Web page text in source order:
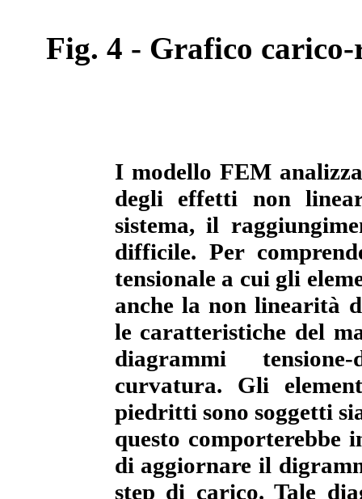
Fig. 4 - Grafico
I modello FEM
degli effetti non
sistema, il
difficile. Per
tensionale a cui gli
anche la non linearità
le caratteristiche del
diagrammi
curvatura. Gli
piedritti sono soggetti
questo comporterebbe
di aggiornare il
step di carico. Tale